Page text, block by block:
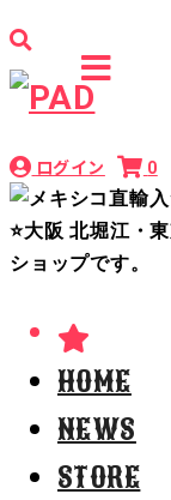
ログイン 0
HOME
NEWS
STORE